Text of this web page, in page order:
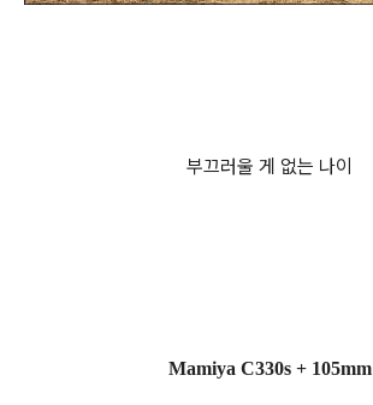
부끄러울 게 없는 나이
Mamiya C330s + 105mm